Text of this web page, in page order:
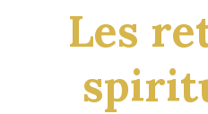
Les